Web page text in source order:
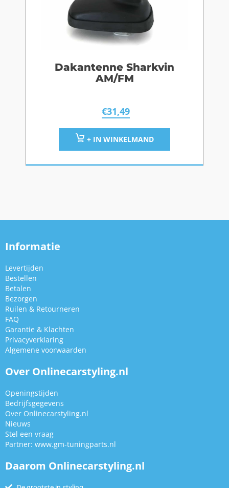
Dakantenne Sharkvin
AM/FM
€31,49
+ IN WINKELMAND
Informatie
Levertijden
Bestellen
Betalen
Bezorgen
Ruilen & Retourneren
FAQ
Garantie & Klachten
Privacyverklaring
Algemene voorwaarden
Over Onlinecarstyling.nl
Openingstijden
Bedrijfsgegevens
Over Onlinecarstyling.nl
Nieuws
Stel een vraag
Partner: www.gm-tuningparts.nl
Daarom Onlinecarstyling.nl